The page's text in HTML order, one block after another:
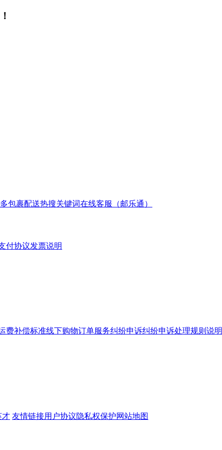
包裹配送热搜关键词在线客服（邮乐通）
付协议发票说明
费补偿标准线下购物订单服务纠纷申诉纠纷申诉处理规则说明
才 友情链接用户协议隐私权保护网站地图